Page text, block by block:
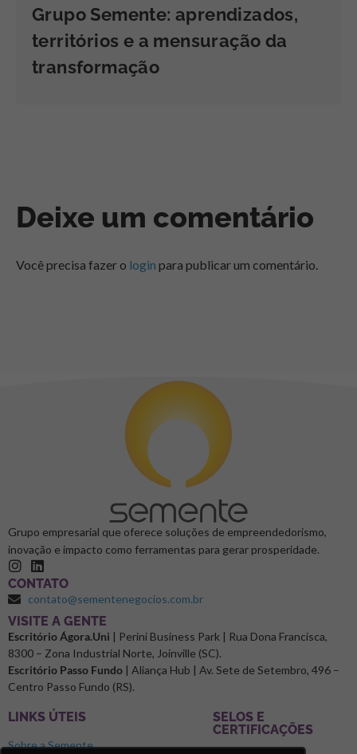
Grupo Semente: aprendizados,
territórios e a mensuração da
transformação
Deixe um comentário
Você precisa fazer o login para publicar um comentário.
Grupo empresarial que oferece soluções de empreendedorismo,
inovação e impacto como ferramentas para gerar prosperidade.
CONTATO
contato@sementenegocios.com.br
⁠VISITE A GENTE
Escritório Ágora.Uni | Perini Business Park | Rua Dona Francisca,
8300 – Zona Industrial Norte, Joinville (SC).
Escritório Passo Fundo | Aliança Hub | Av. Sete de Setembro, 496 –
Centro Passo Fundo (RS).
LINKS ÚTEIS
Sobre a Semente
SELOS E
CERTIFICAÇÕES